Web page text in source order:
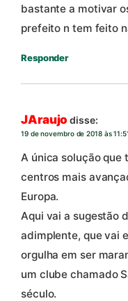
bastante a motivar
prefeito n tem feito
Responder
JAraujo disse:
19 de novembro de 2018 às
A única solução
centros mais
Europa.
Aqui vai a sugestão
adimplente, que vai
orgulha em ser
um clube chamado
século.